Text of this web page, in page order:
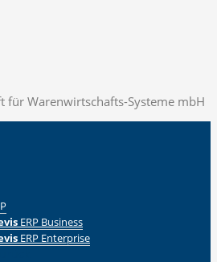
für Warenwirtschafts-Systeme mbH
ERP Business
ERP Enterprise